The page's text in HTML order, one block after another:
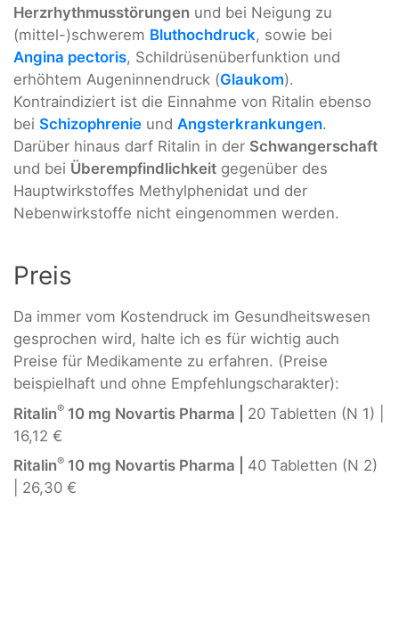
Herzrhythmusstörungen und bei Neigung zu
(mittel-)schwerem Bluthochdruck, sowie bei
Angina pectoris, Schildrüsenüberfunktion und
erhöhtem Augeninnendruck (Glaukom).
Kontraindiziert ist die Einnahme von Ritalin ebenso
bei Schizophrenie und Angsterkrankungen.
Darüber hinaus darf Ritalin in der Schwangerschaft
und bei Überempfindlichkeit gegenüber des
Hauptwirkstoffes Methylphenidat und der
Nebenwirkstoffe nicht eingenommen werden.
Preis
Da immer vom Kostendruck im Gesundheitswesen
gesprochen wird, halte ich es für wichtig auch
Preise für Medikamente zu erfahren. (Preise
beispielhaft und ohne Empfehlungscharakter):
Ritalin® 10 mg Novartis Pharma | 20 Tabletten (N 1) |
16,12 €
Ritalin® 10 mg Novartis Pharma | 40 Tabletten (N 2)
| 26,30 €